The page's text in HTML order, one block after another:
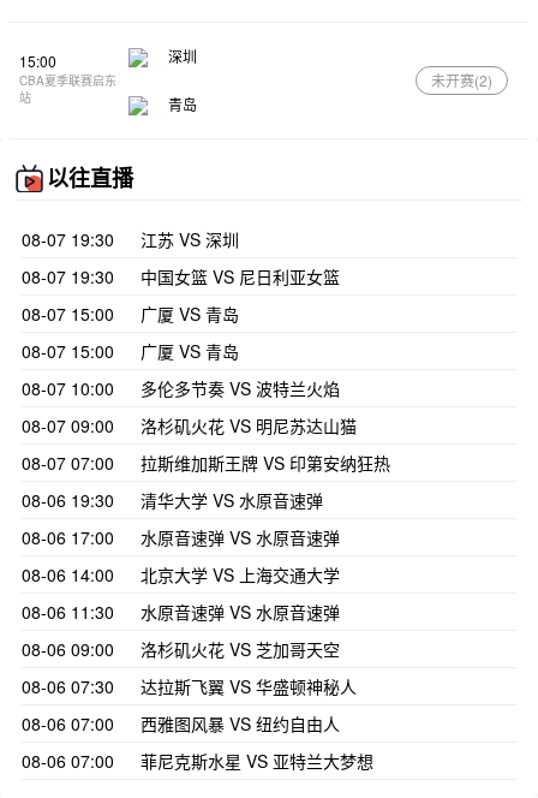
15:00
CBA夏季联赛启东
站
深圳
青岛
未开赛(2)
以往直播
08-07 19:30
江苏 VS 深圳
08-07 19:30
中国女篮 VS 尼日利亚女篮
08-07 15:00
广厦 VS 青岛
08-07 15:00
广厦 VS 青岛
08-07 10:00
多伦多节奏 VS 波特兰火焰
08-07 09:00
洛杉矶火花 VS 明尼苏达山猫
08-07 07:00
拉斯维加斯王牌 VS 印第安纳狂热
08-06 19:30
清华大学 VS 水原音速弹
08-06 17:00
水原音速弹 VS 水原音速弹
08-06 14:00
北京大学 VS 上海交通大学
08-06 11:30
水原音速弹 VS 水原音速弹
08-06 09:00
洛杉矶火花 VS 芝加哥天空
08-06 07:30
达拉斯飞翼 VS 华盛顿神秘人
08-06 07:00
西雅图风暴 VS 纽约自由人
08-06 07:00
菲尼克斯水星 VS 亚特兰大梦想